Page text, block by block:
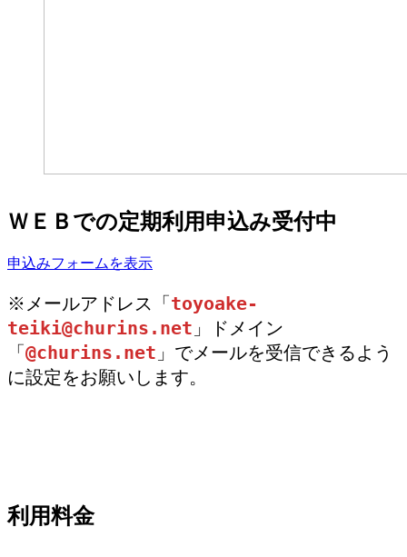
ＷＥＢでの定期利用申込み受付中
申込みフォームを表示
※メールアドレス「toyoake-
teiki@churins.net 」ドメイン
「@churins.net 」でメールを受信できるよう
に設定をお願いします。
利用料金